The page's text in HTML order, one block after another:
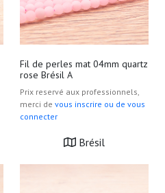
Fil de perles mat 04mm quartz
rose Brésil A
Prix reservé aux professionnels,
merci de vous inscrire ou de vous
connecter
Brésil